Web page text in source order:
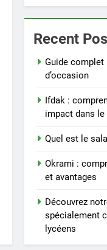
Recent
Guide complet
d’occasion
Ifdak :
impact dans le
Quel est le
Okrami :
et avantages
Découvrez
spécialement
lycéens